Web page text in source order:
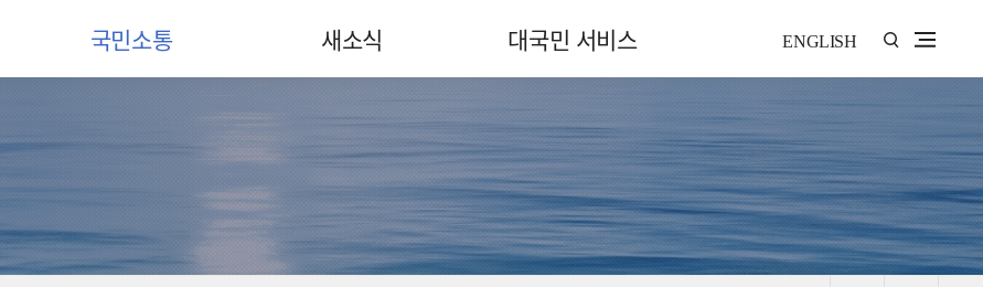
국민소통 새소식 대국민 서비스 ENGLISH